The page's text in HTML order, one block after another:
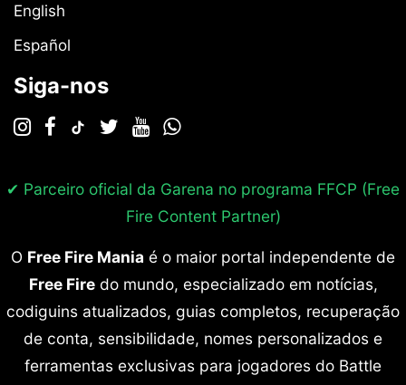
English
Español
Siga-nos
✔ Parceiro oficial da Garena no programa FFCP (Free
Fire Content Partner)
O Free Fire Mania é o maior portal independente de
Free Firedo mundo, especializado em notícias,
codiguins atualizados, guias completos, recuperação
de conta, sensibilidade, nomes personalizados e
ferramentas exclusivas para jogadores do Battle